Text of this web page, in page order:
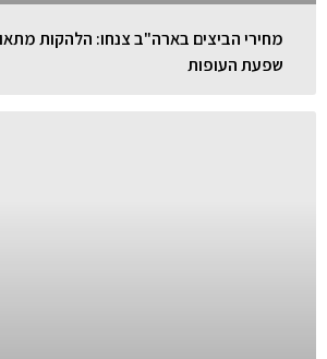
מחירי הביצים בארה"ב צנחו: הלהקות
שפעת העופות